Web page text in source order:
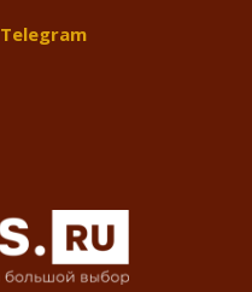
Telegram